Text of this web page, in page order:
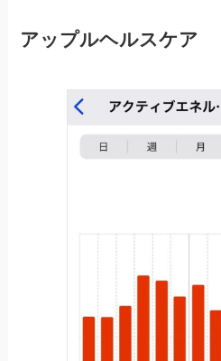
アップルヘルスケア